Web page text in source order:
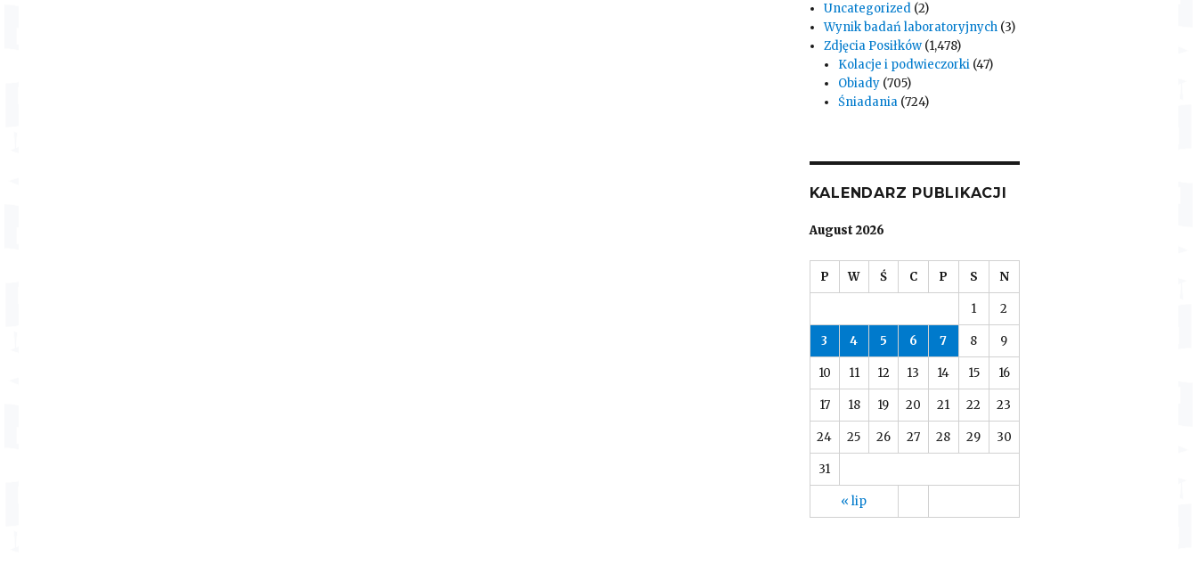
Uncategorized(2)
Wynik badań laboratoryjnych(3)
Zdjęcia Posiłków(1,478)
Kolacje i podwieczorki (47)
Obiady (705)
Śniadania (724)
KALENDARZ PUBLIKACJI
August 2026
P W Ś C P S N
« lip
1 2
3 4 5 6 7 8 9
10 11 12 13 14 15 16
17 18 19 20 21 22 23
24 25 26 27 28 29 30
31